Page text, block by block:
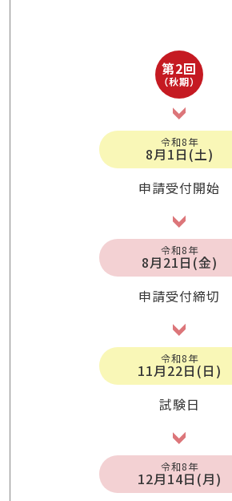
第2回
（秋期）
令和8年
8月1日(土)
申請受付開始
令和8年
8月21日(金)
申請受付締切
令和8年
11月22日(日)
試験日
令和8年
12月14日(月)